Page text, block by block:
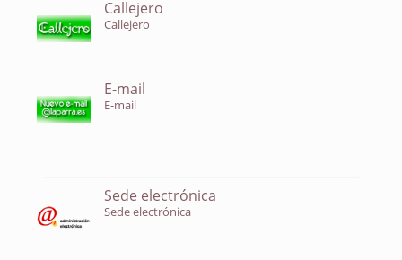
Callejero
Callejero
E-mail
E-mail
Sede electrónica
Sede electrónica